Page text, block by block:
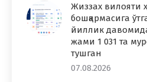
Жиззах вилояти
бошқармасига
йиллик
жами 1 031 та
тушган
07.08.2026